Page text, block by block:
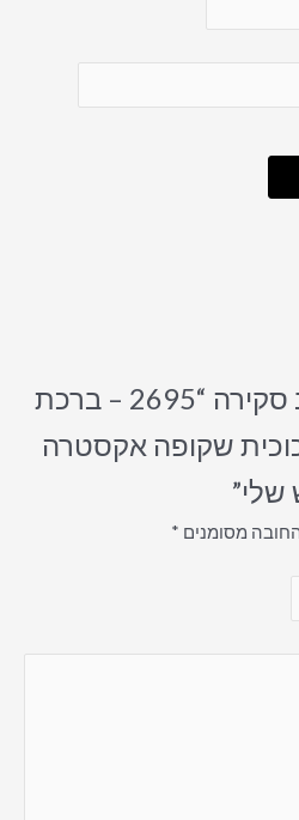
היה הראשון לכתוב סקירה “2695 – ברכת
שקופה אקסטרה
מסומנים *